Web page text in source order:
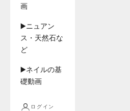
画
▶️ニュアン
ス・天然石な
ど
▶️ネイルの基
礎動画
ログイン